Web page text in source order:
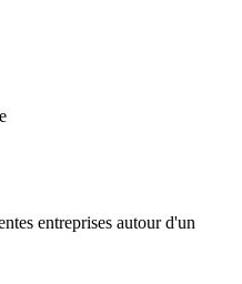
entreprises autour d'un